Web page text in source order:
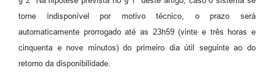
torne indisponível por motivo técnico, o prazo será
automaticamente prorrogado até as 23h59 (vinte e três horas e
cinquenta e nove minutos) do primeiro dia útil seguinte ao do
retorno da disponibilidade.